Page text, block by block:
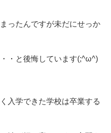
ったんですが未だにせっか
・と後悔しています(;^ω^)
入学できた学校は卒業する